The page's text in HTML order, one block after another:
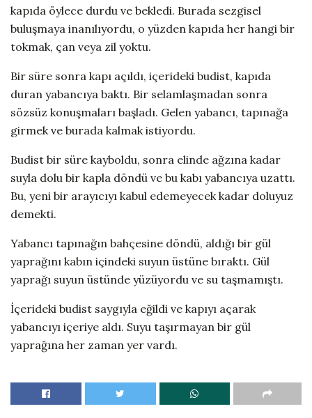
kapıda öylece durdu ve bekledi. Burada sezgisel
buluşmaya inanılıyordu, o yüzden kapıda her hangi bir
tokmak, çan veya zil yoktu.
Bir süre sonra kapı açıldı, içerideki budist, kapıda
duran yabancıya baktı. Bir selamlaşmadan sonra
sözsüz konuşmaları başladı. Gelen yabancı, tapınağa
girmek ve burada kalmak istiyordu.
Budist bir süre kayboldu, sonra elinde ağzına kadar
suyla dolu bir kapla döndü ve bu kabı yabancıya uzattı.
Bu, yeni bir arayıcıyı kabul edemeyecek kadar doluyuz
demekti.
Yabancı tapınağın bahçesine döndü, aldığı bir gül
yaprağını kabın içindeki suyun üstüne bıraktı. Gül
yaprağı suyun üstünde yüzüyordu ve su taşmamıştı.
İçerideki budist saygıyla eğildi ve kapıyı açarak
yabancıyı içeriye aldı. Suyu taşırmayan bir gül
yaprağına her zaman yer vardı.